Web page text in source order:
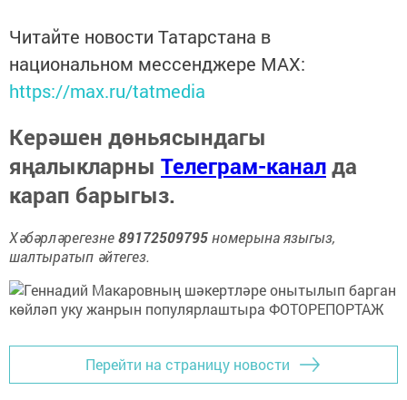
Читайте новости Татарстана в
национальном мессенджере MАХ:
https://max.ru/tatmedia
Керәшен дөньясындагы
яңалыкларны Телеграм-каналда
карап барыгыз.
Хәбәрләрегезне89172509795номерына языгыз,
шалтыратып әйтегез.
Перейти на страницу новости